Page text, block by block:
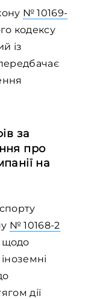
№ 10169-
кодексу
із
за
про
на
№ 10168-2
щодо
дії